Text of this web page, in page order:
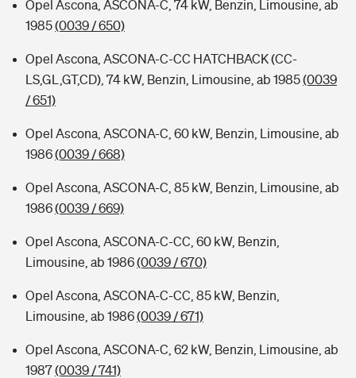
Opel Ascona, ASCONA-C, 74 kW, Benzin, Limousine, ab
1985(0039 / 650)
Opel Ascona, ASCONA-C-CC HATCHBACK (CC-
LS,GL,GT,CD), 74 kW, Benzin, Limousine, ab 1985(0039
/ 651)
Opel Ascona, ASCONA-C, 60 kW, Benzin, Limousine, ab
1986(0039 / 668)
Opel Ascona, ASCONA-C, 85 kW, Benzin, Limousine, ab
1986(0039 / 669)
Opel Ascona, ASCONA-C-CC, 60 kW, Benzin,
Limousine, ab 1986(0039 / 670)
Opel Ascona, ASCONA-C-CC, 85 kW, Benzin,
Limousine, ab 1986(0039 / 671)
Opel Ascona, ASCONA-C, 62 kW, Benzin, Limousine, ab
1987(0039 / 741)